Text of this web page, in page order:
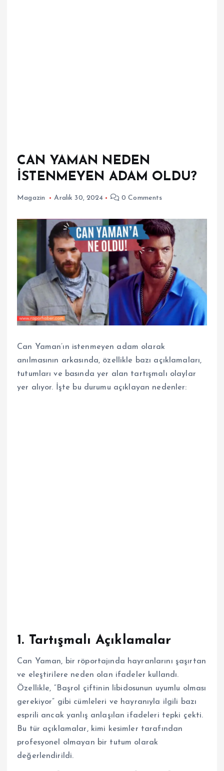
CAN YAMAN NEDEN
İSTENMEYEN ADAM OLDU?
Magazin Aralık 30, 2024 0 Comments
Can Yaman’ın istenmeyen adam olarak
anılmasının arkasında, özellikle bazı açıklamaları,
tutumları ve basında yer alan tartışmalı olaylar
yer alıyor. İşte bu durumu açıklayan nedenler:
1. Tartışmalı Açıklamalar
Can Yaman, bir röportajında hayranlarını şaşırtan
ve eleştirilere neden olan ifadeler kullandı.
Özellikle, “Başrol çiftinin libidosunun uyumlu olması
gerekiyor” gibi cümleleri ve hayranıyla ilgili bazı
esprili ancak yanlış anlaşılan ifadeleri tepki çekti.
Bu tür açıklamalar, kimi kesimler tarafından
profesyonel olmayan bir tutum olarak
değerlendirildi.